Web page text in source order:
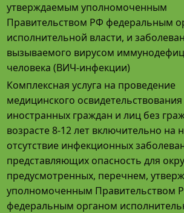
утверждаемым уполномоченным
Правительством РФ федеральным
исполнительной власти, и
вызываемого вирусом
человека (ВИЧ-инфекции)
Комплексная услуга на проведение
медицинского освидетельствования
иностранных граждан и лиц без
возрасте 8-12 лет включительно на
отсутствие инфекционных
представляющих опасность для
предусмотренных, перечнем,
уполномоченным Правительством
федеральным органом